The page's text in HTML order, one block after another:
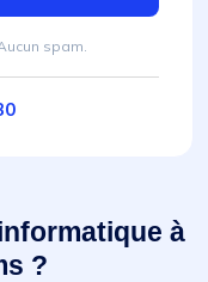
spam.
à
?